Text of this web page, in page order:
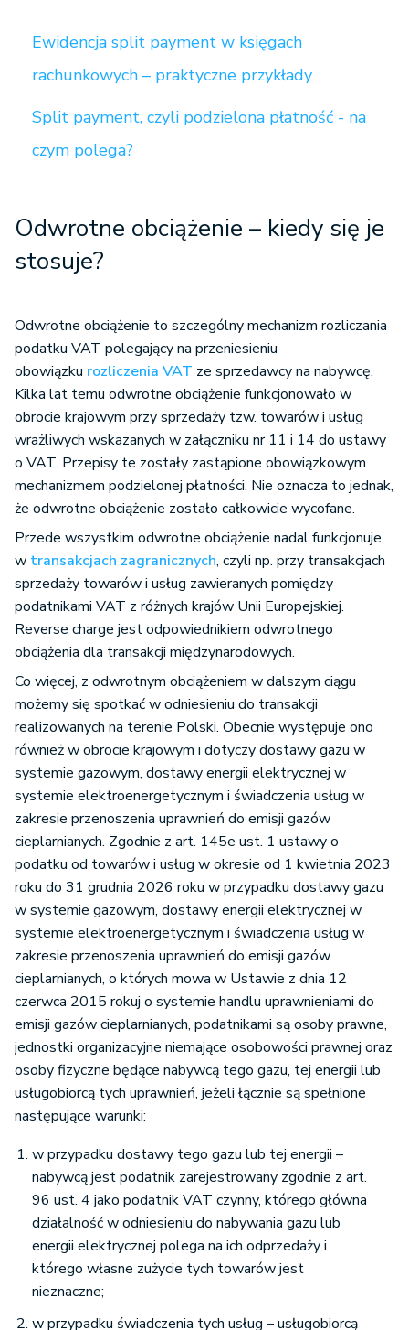
Ewidencja split payment w księgach
rachunkowych – praktyczne przykłady
Split payment, czyli podzielona płatność - na
czym polega?
Odwrotne obciążenie – kiedy się je
stosuje?
Odwrotne obciążenie to szczególny mechanizm rozliczania
podatku VAT polegający na przeniesieniu
obowiązku rozliczenia VAT ze sprzedawcy na nabywcę.
Kilka lat temu odwrotne obciążenie funkcjonowało w
obrocie krajowym przy sprzedaży tzw. towarów i usług
wrażliwych wskazanych w załączniku nr 11 i 14 do ustawy
o VAT. Przepisy te zostały zastąpione obowiązkowym
mechanizmem podzielonej płatności. Nie oznacza to jednak,
że odwrotne obciążenie zostało całkowicie wycofane.
Przede wszystkim odwrotne obciążenie nadal funkcjonuje
w transakcjach zagranicznych, czyli np. przy transakcjach
sprzedaży towarów i usług zawieranych pomiędzy
podatnikami VAT z różnych krajów Unii Europejskiej.
Reverse charge jest odpowiednikiem odwrotnego
obciążenia dla transakcji międzynarodowych.
Co więcej, z odwrotnym obciążeniem w dalszym ciągu
możemy się spotkać w odniesieniu do transakcji
realizowanych na terenie Polski. Obecnie występuje ono
również w obrocie krajowym i dotyczy dostawy gazu w
systemie gazowym, dostawy energii elektrycznej w
systemie elektroenergetycznym i świadczenia usług w
zakresie przenoszenia uprawnień do emisji gazów
cieplarnianych. Zgodnie z art. 145e ust. 1 ustawy o
podatku od towarów i usług w okresie od 1 kwietnia 2023
roku do 31 grudnia 2026 roku w przypadku dostawy gazu
w systemie gazowym, dostawy energii elektrycznej w
systemie elektroenergetycznym i świadczenia usług w
zakresie przenoszenia uprawnień do emisji gazów
cieplarnianych, o których mowa w Ustawie z dnia 12
czerwca 2015 rokuj o systemie handlu uprawnieniami do
emisji gazów cieplarnianych, podatnikami są osoby prawne,
jednostki organizacyjne niemające osobowości prawnej oraz
osoby fizyczne będące nabywcą tego gazu, tej energii lub
usługobiorcą tych uprawnień, jeżeli łącznie są spełnione
następujące warunki:
w przypadku dostawy tego gazu lub tej energii –
nabywcą jest podatnik zarejestrowany zgodnie z art.
96 ust. 4 jako podatnik VAT czynny, którego główna
działalność w odniesieniu do nabywania gazu lub
energii elektrycznej polega na ich odprzedaży i
którego własne zużycie tych towarów jest
nieznaczne;
w przypadku świadczenia tych usług – usługobiorcą